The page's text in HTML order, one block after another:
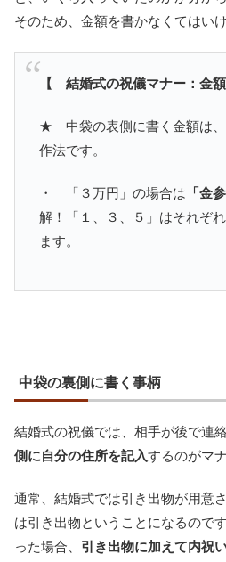
そのため、金額を書かなくてはいけ
【 結婚式の祝儀マナー：金
★ 中袋の表側に書く金額は、
作法です。
・ 「３万円」の場合は 「金
解！「１、３、５」はそれぞ
ます。
中袋の裏側に書く事柄
結婚式の祝儀では、相手が後で連
側に自分の住所を記入するのがマナ
通常、結婚式では引き出物が用意
は引き出物ということになるので
った場合、 引き出物に加えて内祝